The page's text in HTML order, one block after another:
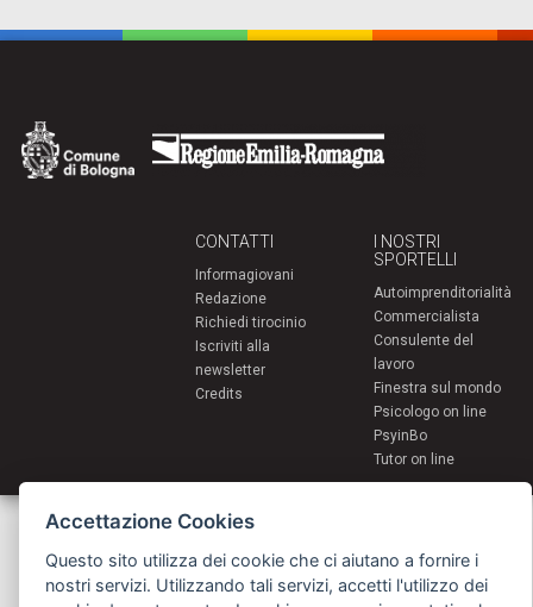
CONTATTI
Informagiovani
Redazione
Richiedi tirocinio
Iscriviti alla
newsletter
Credits
I NOSTRI
SPORTELLI
Autoimprenditorialità
Commercialista
Consulente del
lavoro
Finestra sul mondo
Psicologo on line
PsyinBo
Tutor on line
Servizi per i giovani - Scambi e soggiorni all'estero
giovani@comune.bologna.it
Accettazione Cookies
Questo sito utilizza dei cookie che ci aiutano a fornire i
nostri servizi. Utilizzando tali servizi, accetti l'utilizzo dei